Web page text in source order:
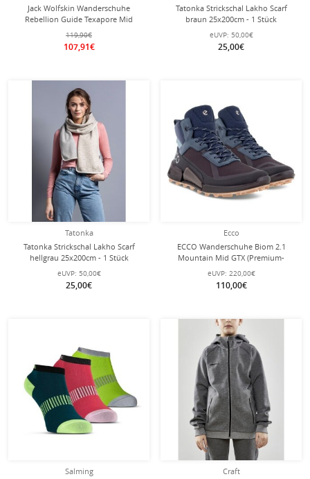
Jack Wolfskin Wanderschuhe
Rebellion Guide Texapore Mid
(Trekking, wasserdicht, 100% PFC-
frei) orange/grau Herren
119,90€
107,91€
Tatonka Strickschal Lakho Scarf
braun 25x200cm - 1 Stück
eUVP: 50,00€
25,00€
Tatonka
Tatonka Strickschal Lakho Scarf
hellgrau 25x200cm - 1 Stück
eUVP: 50,00€
25,00€
Ecco
ECCO Wanderschuhe Biom 2.1
Mountain Mid GTX (Premium-
Nubukleder, wasserdicht)
schwarz/blau Damen
eUVP: 220,00€
110,00€
Salming
Craft